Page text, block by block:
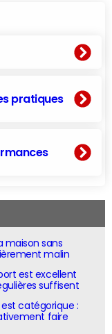
pratiques
maison sans
malin
est excellent
suffisent
est catégorique :
faire